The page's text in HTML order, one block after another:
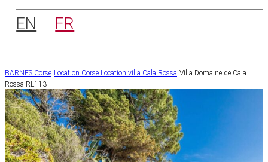
EN FR
BARNES Corse Location Corse Location villa Cala Rossa Villa Domaine de Cala
Rossa RL113